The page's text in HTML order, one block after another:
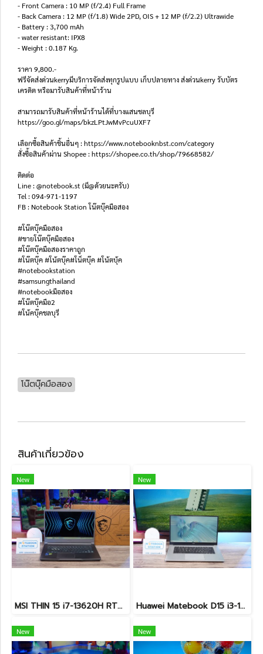
- Front Camera : 10 MP (f/2.4) Full Frame
- Back Camera : 12 MP (f/1.8) Wide 2PD, OIS + 12 MP (f/2.2) Ultrawide
- Battery : 3,700 mAh
- water resistant: IPX8
- Weight : 0.187 Kg.
ราคา 9,800.-
ฟรีจัดส่งด่วนkerryมีบริการจัดส่งทุกรูปแบบ เก็บปลายทาง ส่งด่วนkerry รับบัตร
เครดิต หรือมารับสินค้าที่หน้าร้าน
สามารถมารับสินค้าที่หน้าร้านได้ที่บางแสนชลบุรี
https://goo.gl/maps/bkzLPtJwMvPcuUXF7
เลือกซื้อสินค้าชิ้นอื่นๆ : https://www.notebooknbst.com/category
สั่งซื้อสินค้าผ่าน Shopee : https://shopee.co.th/shop/79668582/
ติดต่อ
Line : @notebook.st (มี@ด้วยนะครับ)
Tel : 094-971-1197
FB : Notebook Station โน๊ตบุ๊คมือสอง
#โน๊ตบุ๊คมือสอง
#ขายโน๊ตบุ๊คมือสอง
#โน๊ตบุ๊คมือสองราคาถูก
#โน๊ตบุ๊ค #โน้ตบุ๊ค#โน็ตบุ๊ค #โน้ตบุ้ค
#notebookstation
#samsungthailand
#notebookมือสอง
#โน๊ตบุ๊คมือ2
#โน้คบุ๊คชลบุรี
โน๊ตบุ๊คมือสอง
สินค้าเกี่ยวข้อง
New
MSI THIN 15 i7-13620H RTX-2050(4GB) Ram8 SSD512 จอ15.6 FHD 144Hz สเปคเกมมิ่ง คีย์บอร์ดไฟสีฟ้า ดีไซน์เรียบหรู น้ำหนักเบาไม่ถึง2kg เครื่องมีประกันศูนย์พร้อมใช้งานในราคาสุดคุ้มเพียง 18,500.-เท่านั้น
New
Huawei Matebook D15 i3-10110U Ram8 256GB M.2 จอ15.6นิ้ว FHD IPS 60hz สเปคทำงานทั่วไป หน้าจอใหญ่ ดีไซน์เครื่องบางเบา เครื่องพร้อมใช้งาน ขายถูกเพียง 6,990.-เท่านั้น
New New